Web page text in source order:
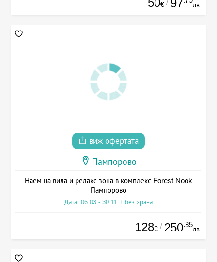
€ / 97 лв.
виж офертата
Пампорово
Наем на вила и релакс зона в комплекс Forest Nook
Пампорово
Дата: 06.03 - 30.11 + без храна
128€ / 250.35
лв.